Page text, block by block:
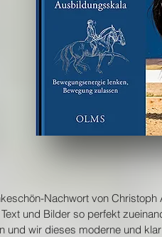
Nachwort von
und Bilder so perfekt
und wir dieses moderne und